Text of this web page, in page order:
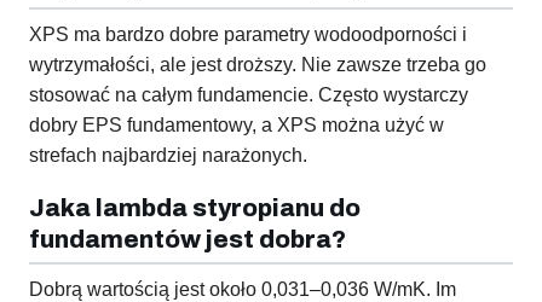
XPS ma bardzo dobre parametry wodoodporności i
wytrzymałości, ale jest droższy. Nie zawsze trzeba go
stosować na całym fundamencie. Często wystarczy
dobry EPS fundamentowy, a XPS można użyć w
strefach najbardziej narażonych.
Jaka lambda styropianu do
fundamentów jest dobra?
Dobrą wartością jest około 0,031–0,036 W/mK. Im